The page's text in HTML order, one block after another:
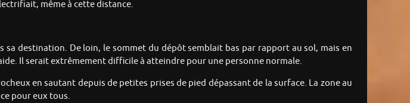
même à cette distance.
destination. De loin, le sommet du dépôt semblait bas par rapport au sol, mais en
Il serait extrêmement difficile à atteindre pour une personne normale.
en sautant depuis de petites prises de pied dépassant de la surface. La zone au
pour eux tous.